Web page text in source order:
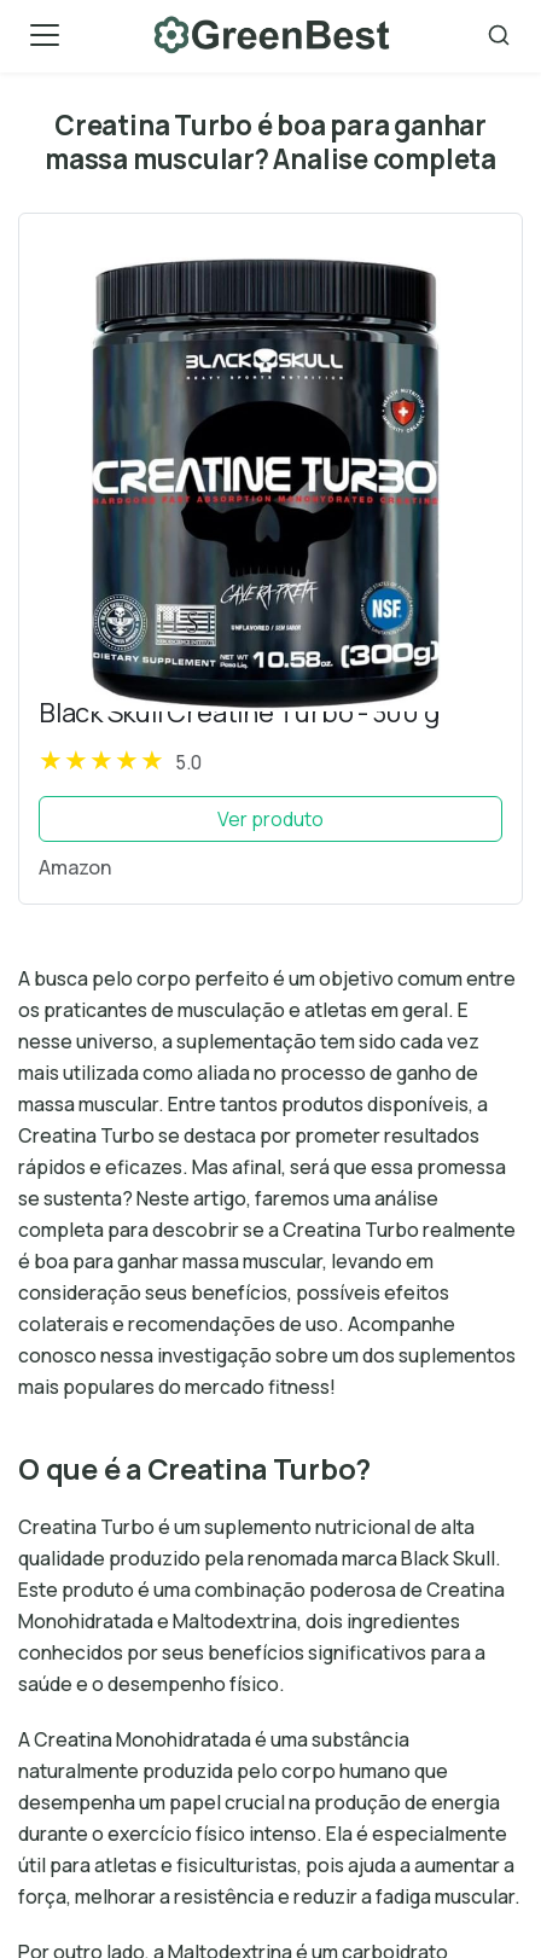
Creatina Turbo é boa para ganhar
massa muscular? Analise completa
Black Skull Creatine Turbo - 300 g
5.0
Ver produto
Amazon
A busca pelo corpo perfeito é um objetivo comum entre
os praticantes de musculação e atletas em geral. E
nesse universo, a suplementação tem sido cada vez
mais utilizada como aliada no processo de ganho de
massa muscular. Entre tantos produtos disponíveis, a
Creatina Turbo se destaca por prometer resultados
rápidos e eficazes. Mas afinal, será que essa promessa
se sustenta? Neste artigo, faremos uma análise
completa para descobrir se a Creatina Turbo realmente
é boa para ganhar massa muscular, levando em
consideração seus benefícios, possíveis efeitos
colaterais e recomendações de uso. Acompanhe
conosco nessa investigação sobre um dos suplementos
mais populares do mercado fitness!
O que é a Creatina Turbo?
Creatina Turbo é um suplemento nutricional de alta
qualidade produzido pela renomada marca Black Skull.
Este produto é uma combinação poderosa de Creatina
Monohidratada e Maltodextrina, dois ingredientes
conhecidos por seus benefícios significativos para a
saúde e o desempenho físico.
A Creatina Monohidratada é uma substância
naturalmente produzida pelo corpo humano que
desempenha um papel crucial na produção de energia
durante o exercício físico intenso. Ela é especialmente
útil para atletas e fisiculturistas, pois ajuda a aumentar a
força, melhorar a resistência e reduzir a fadiga muscular.
Por outro lado, a Maltodextrina é um carboidrato